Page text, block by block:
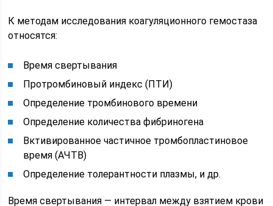
К методам исследования коагуляционного гемостаза
относятся:
Время свертывания
Протромбиновый индекс (ПТИ)
Определение тромбинового времени
Определение количества фибриногена
Вктивированное частичное тромбопластиновое
время (АЧТВ)
Определение толерантности плазмы, и др.
Время свертывания — интервал между взятием крови